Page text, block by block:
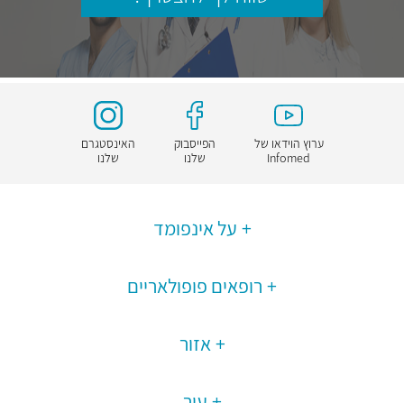
ערוץ הוידאו של
Infomed
הפייסבוק
שלנו
האינסטגרם
שלנו
על אינפומד
רופאים פופולאריים
אזור